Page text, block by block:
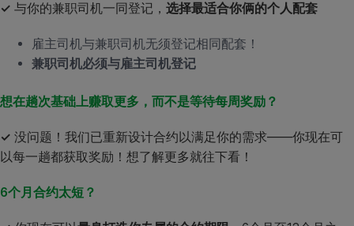
✓ 与你的兼职司机一同登记， 选择最适合你俩的个人配套
雇主司机与兼职司机无须登记相同配套！
兼职司机必须与雇主司机登记
想在趟次基础上赚取更多，而不是等待每周奖励？
✓ 没问题！我们已重新设计合约以满足你的需求——你现在可
以每一趟都获取奖励！想了解更多就往下看！
6个月合约太短？